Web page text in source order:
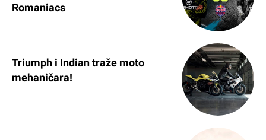
Romaniacs
Triumph i Indian traže moto
mehaničara!